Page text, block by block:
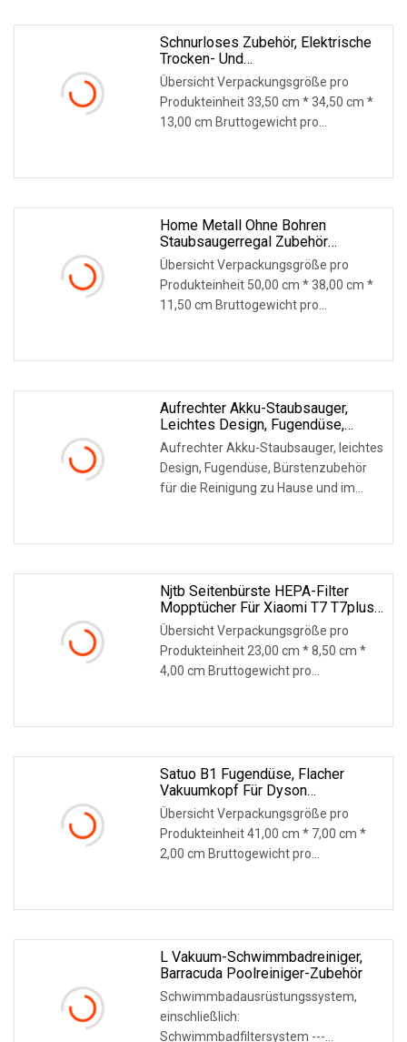
Schnurloses Zubehör, Elektrische
Trocken- Und
Nasswischkopfbürste Mit
Wassertank, Passend Für Dysons
Staubsauger
Übersicht Verpackungsgröße pro
Produkteinheit 33,50 cm * 34,50 cm *
13,00 cm Bruttogewicht pro
Home Metall Ohne Bohren
Staubsaugerregal Zubehör
Aufbewahrungshalter Exklusive
Verwendung Für Dyson-Ständer
Übersicht Verpackungsgröße pro
Produkteinheit 50,00 cm * 38,00 cm *
11,50 cm Bruttogewicht pro
Aufrechter Akku-Staubsauger,
Leichtes Design, Fugendüse,
Bürstenzubehör Für Die Reinigung
Zu Hause Und Im Auto
Aufrechter Akku-Staubsauger, leichtes
Design, Fugendüse, Bürstenzubehör
für die Reinigung zu Hause und im
Njtb Seitenbürste HEPA-Filter
Mopptücher Für Xiaomi T7 T7plus
S7 Für Roborock Staubsauger
Zubehör
Übersicht Verpackungsgröße pro
Produkteinheit 23,00 cm * 8,50 cm *
4,00 cm Bruttogewicht pro
Satuo B1 Fugendüse, Flacher
Vakuumkopf Für Dyson
Staubsauger, Ersatzteile, Zubehör
Übersicht Verpackungsgröße pro
Produkteinheit 41,00 cm * 7,00 cm *
2,00 cm Bruttogewicht pro
L Vakuum-Schwimmbadreiniger,
Barracuda Poolreiniger-Zubehör
Schwimmbadausrüstungssystem,
einschließlich:
Schwimmbadfiltersystem ---